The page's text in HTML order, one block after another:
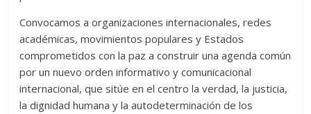
Convocamos a organizaciones internacionales, redes
académicas, movimientos populares y Estados
comprometidos con la paz a construir una agenda común
por un nuevo orden informativo y comunicacional
internacional, que sitúe en el centro la verdad, la justicia,
la dignidad humana y la autodeterminación de los